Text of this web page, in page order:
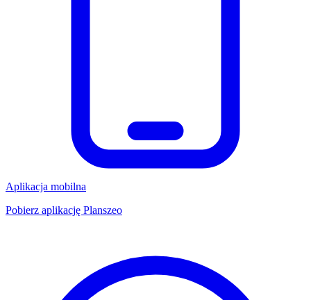
Aplikacja mobilna
Pobierz aplikację Planszeo